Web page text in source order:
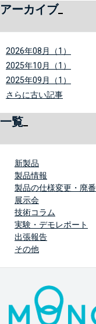
アーカイブ
2026年08月（1）
2025年10月（1）
2025年09月（1）
さらに古い記事
一覧
新製品
製品情報
製品の仕様変更・廃番
展示会
技術コラム
実験・デモレポート
出張報告
その他